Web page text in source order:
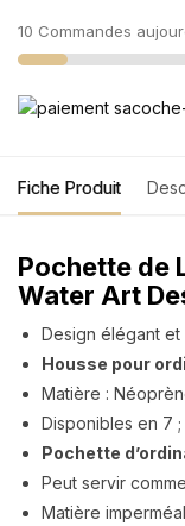
10 Commandes
Fiche Produit
Pochette de
Water Art
Design élégant
Housse pour
Matière :
Disponibles en 7 ;
Pochette
Peut servir
Matière